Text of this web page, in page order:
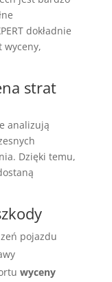
dokładnie
wyceny,
strat
analizują
Dzięki temu,
pojazdu
wyceny